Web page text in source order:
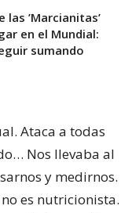
las ’Marcianitas’
en el Mundial:
sumando
Ataca a todas
Nos llevaba al
y medirnos.
es nutricionista.